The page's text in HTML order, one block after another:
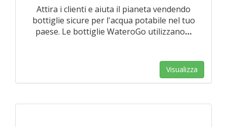
Attira i clienti e aiuta il pianeta vendendo
bottiglie sicure per l'acqua potabile nel tuo
paese. Le bottiglie WateroGo utilizzano…
Visualizza